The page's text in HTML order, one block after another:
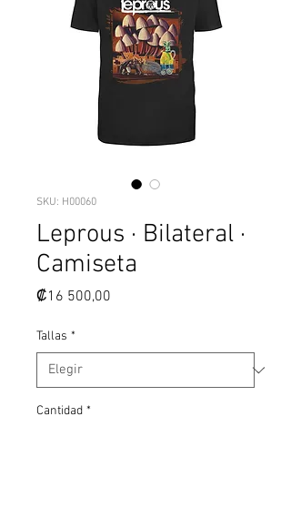
SKU: H00060
Leprous · Bilateral ·
Camiseta
₡16 500,00
Tallas *
Cantidad *